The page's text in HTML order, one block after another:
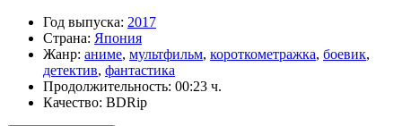
Год выпуска: 2017
Страна: Япония
Жанр: аниме, мультфильм, короткометражка, боевик,
детектив, фантастика
Продолжительность: 00:23 ч.
Качество: BDRip